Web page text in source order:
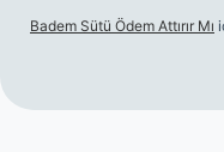
Badem Sütü Ödem Attırır Mı